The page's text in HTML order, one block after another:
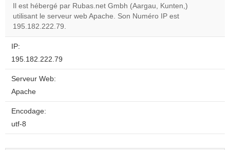
Do you
Il est hébergé par Rubas.net Gmbh (Aargau, Kunten,)
utilisant le serveur web Apache. Son Numéro IP est
195.182.222.79.
IP:
195.182.222.79
Serveur Web:
Apache
Encodage:
utf-8